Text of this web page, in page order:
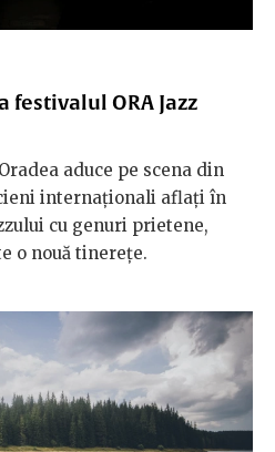
festivalul ORA Jazz
aduce pe scena din
internaționali aflați în
cu genuri prietene,
o nouă tinerețe.